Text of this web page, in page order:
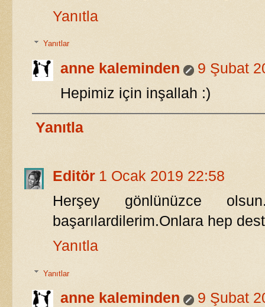
Yanıtla
Yanıtlar
anne kaleminden
9 Şubat
Hepimiz için inşallah :)
Yanıtla
Editör 1 Ocak 2019 22:58
Herşey gönlünüzce
başarılardilerim.Onlara hep
Yanıtla
Yanıtlar
anne kaleminden
9 Şubat